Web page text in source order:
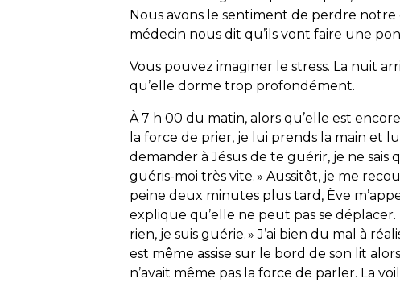
Nous avons le sentiment de perdre
médecin nous dit qu’ils vont faire une
Vous pouvez imaginer le stress. La nuit
qu’elle dorme trop profondément.
À 7 h 00 du matin, alors qu’elle est
la force de prier, je lui prends la main et lui
demander à Jésus de te guérir, je ne sais
guéris-moi très vite. » Aussitôt, je me
peine deux minutes plus tard, Ève
explique qu’elle ne peut pas se déplacer.
rien, je suis guérie. » J’ai bien du mal à
est même assise sur le bord de son lit
n’avait même pas la force de parler. La